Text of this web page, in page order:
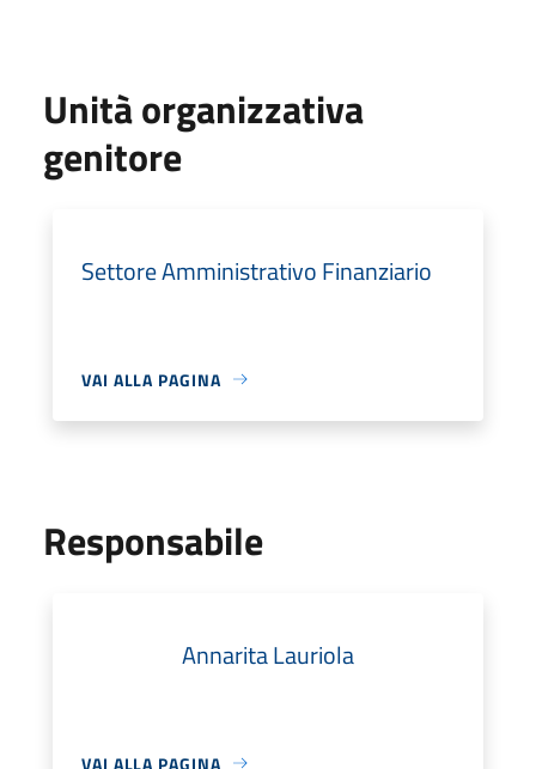
Unità organizzativa
genitore
Settore Amministrativo Finanziario
VAI ALLA PAGINA
Responsabile
Annarita Lauriola
VAI ALLA PAGINA